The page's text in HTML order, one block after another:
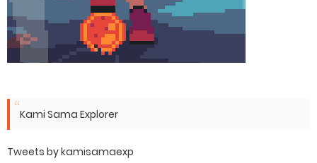
Kami Sama Explorer
Tweets by kamisamaexp